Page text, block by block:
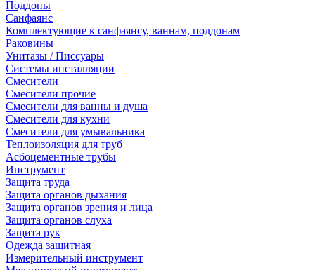
Поддоны
Санфаянс
Комплектующие к санфаянсу, ваннам, поддонам
Раковины
Унитазы / Писсуары
Системы инсталляции
Смесители
Смесители прочие
Смесители для ванны и душа
Смесители для кухни
Смесители для умывальника
Теплоизоляция для труб
Асбоцементные трубы
Инструмент
Защита труда
Защита органов дыхания
Защита органов зрения и лица
Защита органов слуха
Защита рук
Одежда защитная
Измерительный инструмент